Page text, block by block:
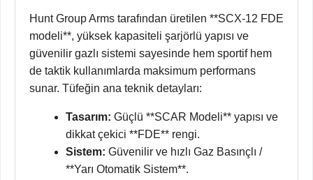
Hunt Group Arms tarafından üretilen **SCX-12 FDE
modeli**, yüksek kapasiteli şarjörlü yapısı ve
güvenilir gazlı sistemi sayesinde hem sportif hem
de taktik kullanımlarda maksimum performans
sunar. Tüfeğin ana teknik detayları:
Tasarım: Güçlü **SCAR Modeli** yapısı ve
dikkat çekici **FDE** rengi.
Sistem: Güvenilir ve hızlı Gaz Basınçlı /
**Yarı Otomatik Sistem**.